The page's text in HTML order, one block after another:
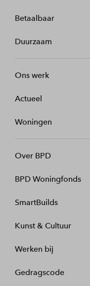
Betaalbaar
Duurzaam
Ons werk
Actueel
Woningen
Over BPD
BPD Woningfonds
SmartBuilds
Kunst & Cultuur
Werken bij
Gedragscode